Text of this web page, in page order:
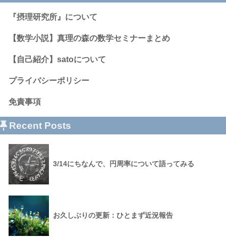
『摂理研究所』について
【数学小説】真理の森の数学セミナーまとめ
【自己紹介】satoについて
プライバシーポリシー
免責事項
Recent Posts
3/14にちなんで、円周率について語ってみる
お久しぶりの更新：ひとまず近況報告